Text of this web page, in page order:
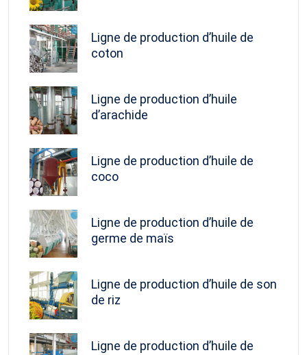
Ligne de production d’huile de
coton
Ligne de production d’huile
d’arachide
Ligne de production d’huile de
coco
Ligne de production d’huile de
germe de maïs
Ligne de production d’huile de son
de riz
Ligne de production d’huile de